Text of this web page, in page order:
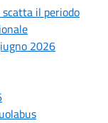
il periodo
2026